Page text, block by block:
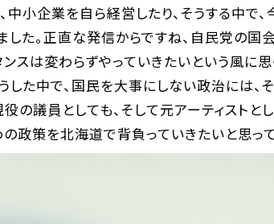
中小企業を自ら経営したり、そうする中で
た。正直な発信からですね、自民党の
スは変わらずやっていきたいという風に
した中で、国民を大事にしない政治には
の議員としても、そして元アーティストと
政策を北海道で背負っていきたいと思っ